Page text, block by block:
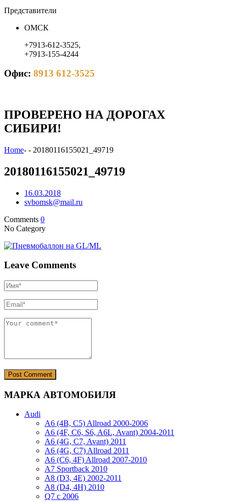
Представители
ОМСК
+7913-612-3525,
+7913-155-4244
Офис: 8913 612-3525
ПРОВЕРЕНО НА ДОРОГАХ
СИБИРИ!
Home- - 20180116155021_49719
20180116155021_49719
16.03.2018
svbomsk@mail.ru
Comments 0
No Category
Leave Comments
МАРКА АВТОМОБИЛЯ
Audi
A6 (4B, C5) Allroad 2000-2006
A6 (4F, C6, S6, A6L, Avant) 2004-2011
A6 (4G, C7, Avant) 2011
A6 (4G, C7) Allroad 2011
A6 (C6, 4F) Allroad 2007-2010
A7 Sportback 2010
A8 (D3, 4E) 2002-2011
A8 (D4, 4H) 2010
Q7 с 2006